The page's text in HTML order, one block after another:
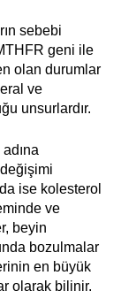
sebebi
geni ile
olan durumlar
ve
unsurlardır.
ise kolesterol
ve
beyin
bozulmalar
en büyük
olarak bilinir.